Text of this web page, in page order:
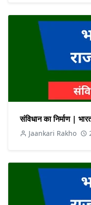
संविधान का निर्माण |
Jaankari Rakho